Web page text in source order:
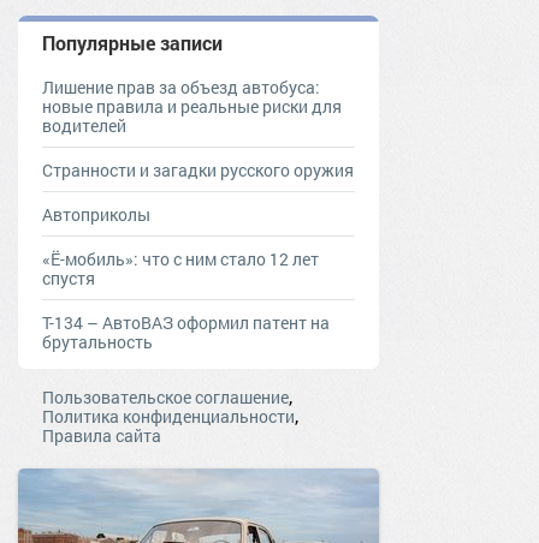
Популярные записи
Лишение прав за объезд автобуса:
новые правила и реальные риски для
водителей
Странности и загадки русского оружия
Автоприколы
«Ё-мобиль»: что с ним стало 12 лет
спустя
Т-134 – АвтоВАЗ оформил патент на
брутальность
Пользовательское соглашение,
Политика конфиденциальности,
Правила сайта